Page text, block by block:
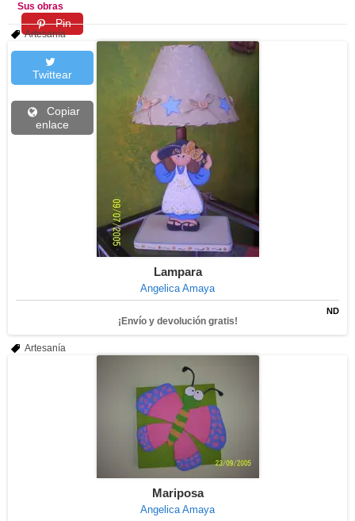
Pin
Twittear
Copiar
enlace
Sus obras
Artesanía
Lampara
Angelica Amaya
ND
¡Envío y devolución gratis!
Artesanía
Mariposa
Angelica Amaya